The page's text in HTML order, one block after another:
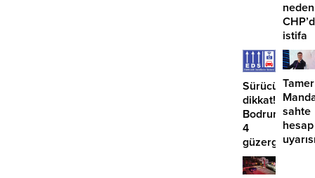
neden
istifa
Sürücüler
dikkat!
Bodrum’da
4
güzergahta
EDS
başlıyor
Tamer
sahte
hesap